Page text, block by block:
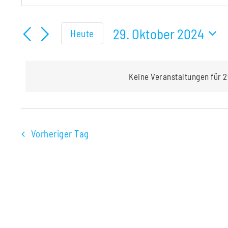
für
29.
2024
Keine Veranstaltungen für
und
eingeben.
Suche
Heute
29. Oktober 2024
Vorheriger Tag